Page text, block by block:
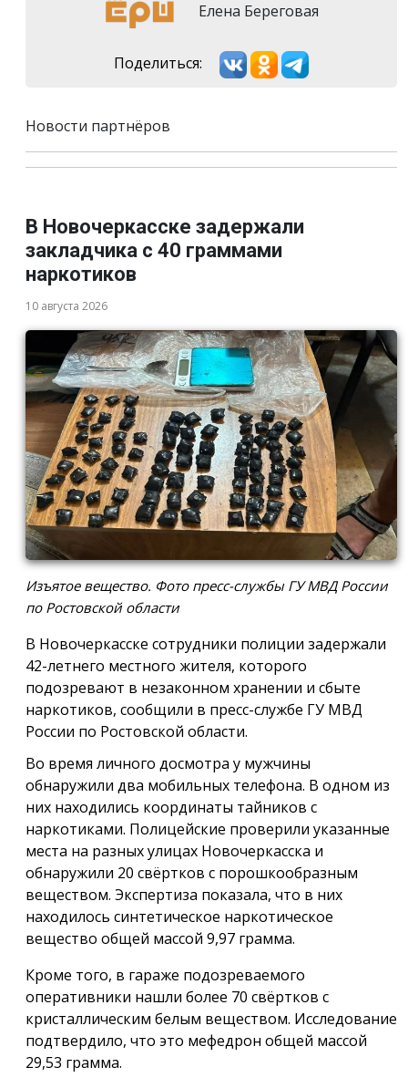
Елена Береговая
Поделиться:
Новости партнёров
В Новочеркасске задержали
закладчика с 40 граммами
наркотиков
10 августа 2026
Изъятое вещество. Фото пресс-службы ГУ МВД России
по Ростовской области
В Новочеркасске сотрудники полиции задержали
42-летнего местного жителя, которого
подозревают в незаконном хранении и сбыте
наркотиков, сообщили в пресс-службе ГУ МВД
России по Ростовской области.
Во время личного досмотра у мужчины
обнаружили два мобильных телефона. В одном из
них находились координаты тайников с
наркотиками. Полицейские проверили указанные
места на разных улицах Новочеркасска и
обнаружили 20 свёртков с порошкообразным
веществом. Экспертиза показала, что в них
находилось синтетическое наркотическое
вещество общей массой 9,97 грамма.
Кроме того, в гараже подозреваемого
оперативники нашли более 70 свёртков с
кристаллическим белым веществом. Исследование
подтвердило, что это мефедрон общей массой
29,53 грамма.